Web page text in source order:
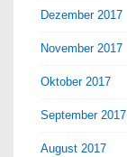
Dezember 2017
November 2017
Oktober 2017
September 2017
August 2017